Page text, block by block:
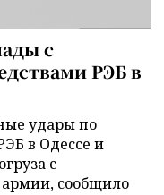
с
РЭБ в
удары по
в Одессе и
с
сообщило